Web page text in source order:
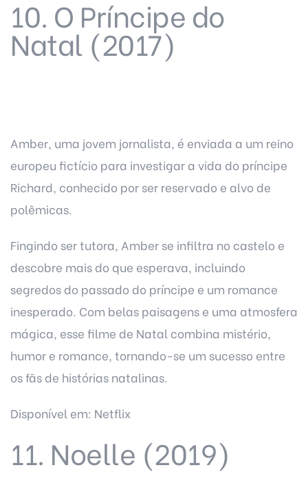
10. O Príncipe do
Natal (2017)
Amber, uma jovem jornalista, é enviada a um reino
europeu fictício para investigar a vida do príncipe
Richard, conhecido por ser reservado e alvo de
polêmicas.
Fingindo ser tutora, Amber se infiltra no castelo e
descobre mais do que esperava, incluindo
segredos do passado do príncipe e um romance
inesperado. Com belas paisagens e uma atmosfera
mágica, esse filme de Natal combina mistério,
humor e romance, tornando-se um sucesso entre
os fãs de histórias natalinas.
Disponível em: Netflix
11. Noelle (2019)